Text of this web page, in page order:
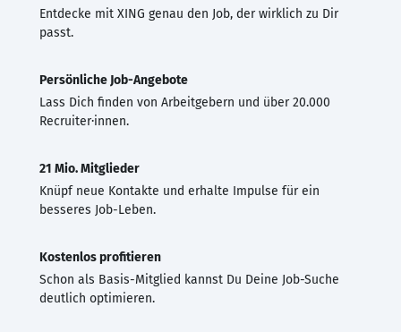
Entdecke mit XING genau den Job, der wirklich zu Dir
passt.
Persönliche Job-Angebote
Lass Dich finden von Arbeitgebern und über 20.000
Recruiter·innen.
21 Mio. Mitglieder
Knüpf neue Kontakte und erhalte Impulse für ein
besseres Job-Leben.
Kostenlos profitieren
Schon als Basis-Mitglied kannst Du Deine Job-Suche
deutlich optimieren.